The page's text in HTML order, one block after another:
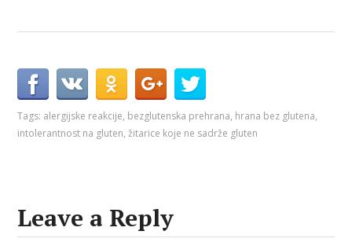
Tags: alergijske reakcije, bezglutenska prehrana, hrana bez glutena,
intolerantnost na gluten,žitarice koje ne sadrže gluten
Leave a Reply